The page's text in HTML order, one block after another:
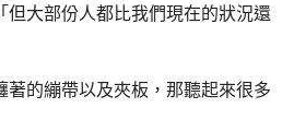
但大部份人都比我們現在的狀況還
的繃帶以及夾板，那聽起來很多